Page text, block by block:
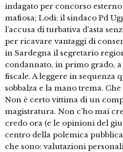
indagato per concorso
mafiosa; Lodi: il sindaco Pd
l’accusa di turbativa d’asta
per ricavare vantaggi di
in Sardegna il segretario
condannato, in primo grado,
fiscale. A leggere in sequenza
sobbalza e la mano trema.
Non è certo vittima di un
magistratura. Non c’ho mai
credo ora (e le opinioni del
centro della polemica
che sono: valutazioni